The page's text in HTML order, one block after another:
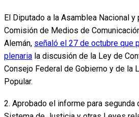
El Diputado a la Asamblea Nacional
Comisión de Medios de
Alemán, señaló el 27 de octubre que
plenaria la discusión de la Ley de
Consejo Federal de Gobierno y de la
Popular.
2. Aprobado el informe para segunda